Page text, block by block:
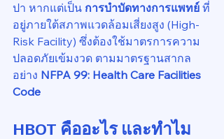
ปา หากแต่เป็น การบำบัดทางการแพทย์ ที่
อยู่ภายใต้สภาพแวดล้อมเสี่ยงสูง (High-
Risk Facility) ซึ่งต้องใช้มาตรการความ
ปลอดภัยเข้มงวด ตามมาตรฐานสากล
อย่าง NFPA 99: Health Care Facilities
Code
HBOT คืออะไร และทำไม